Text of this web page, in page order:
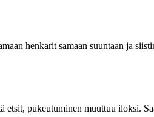
henkarit samaan suuntaan ja
pukeutuminen muuttuu iloksi.